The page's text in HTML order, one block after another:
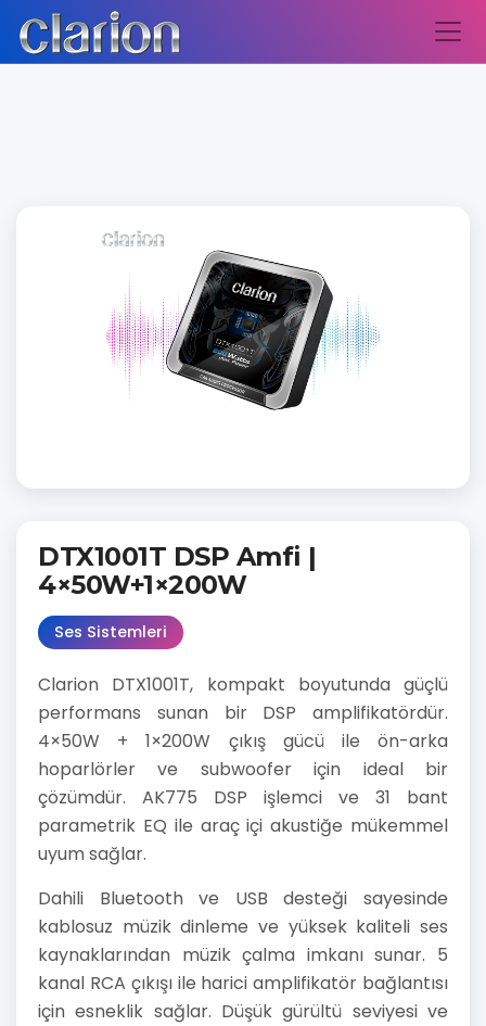
DTX1001T DSP Amfi |
4×50W+1×200W
Ses Sistemleri
Clarion DTX1001T, kompakt boyutunda güçlü
performans sunan bir DSP amplifikatördür.
4×50W + 1×200W çıkış gücü ile ön-arka
hoparlörler ve subwoofer için ideal bir
çözümdür. AK775 DSP işlemci ve 31 bant
parametrik EQ ile araç içi akustiğe mükemmel
uyum sağlar.
Dahili Bluetooth ve USB desteği sayesinde
kablosuz müzik dinleme ve yüksek kaliteli ses
kaynaklarından müzik çalma imkanı sunar. 5
kanal RCA çıkışı ile harici amplifikatör bağlantısı
için esneklik sağlar. Düşük gürültü seviyesi ve